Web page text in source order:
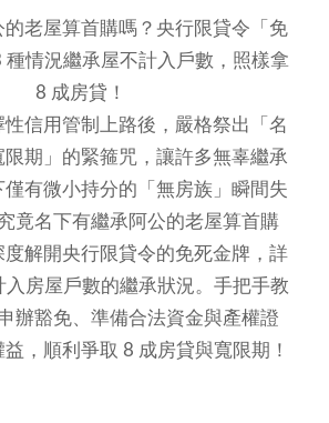
老屋算首購嗎？央行限貸令「免
種情況繼承屋不計入戶數，照樣拿
8 成房貸！
信用管制上路後，嚴格祭出「名
期」的緊箍咒，讓許多無辜繼承
有微小持分的「無房族」瞬間失
竟名下有繼承阿公的老屋算首購
解開央行限貸令的免死金牌，詳
入房屋戶數的繼承狀況。手把手教
辦豁免、準備合法資金與產權證
，順利爭取 8 成房貸與寬限期！